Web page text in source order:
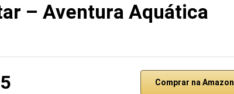
– Aventura Aquática
Comprar na Amazon